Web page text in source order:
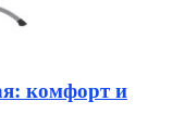
комфорт и